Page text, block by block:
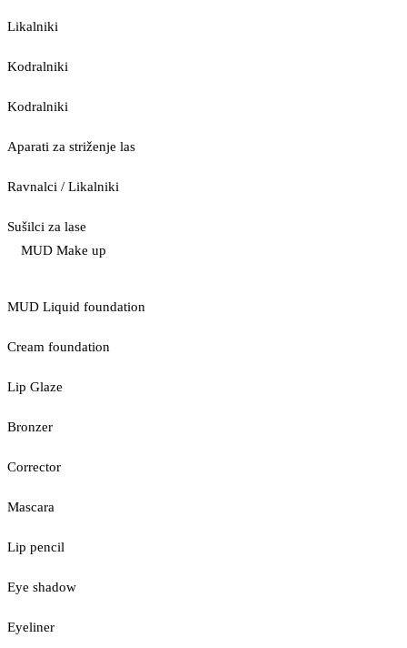
Likalniki
Kodralniki
Kodralniki
Aparati za striženje las
Ravnalci / Likalniki
Sušilci za lase
MUD Make up
MUD Liquid foundation
Cream foundation
Lip Glaze
Bronzer
Corrector
Mascara
Lip pencil
Eye shadow
Eyeliner